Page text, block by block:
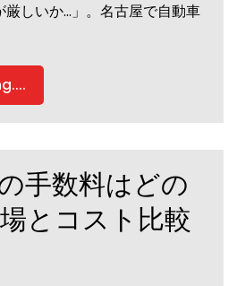
厳しいか…」。名古屋で自動車
手数料はどの
とコスト比較